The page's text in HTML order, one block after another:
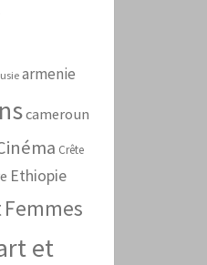
armenie
cameroun
Crête
Ethiopie
Femmes
et